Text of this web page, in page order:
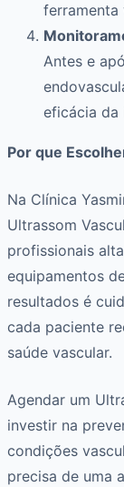
Antes e
eficácia da
Por que
Na Clínica
Ultrassom
profissionais
equipamentos
resultados é
cada paciente
saúde vascular.
Agendar um
investir na
condições
precisa de uma